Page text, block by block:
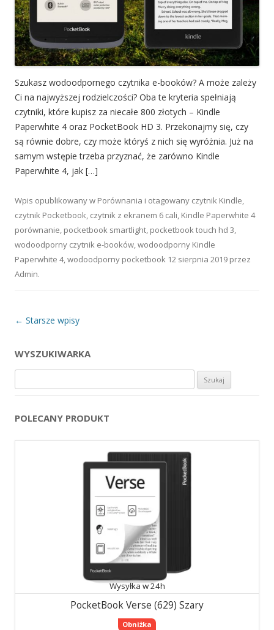
Szukasz wodoodpornego czytnika e-booków? A może zależy
Ci na najwyższej rodzielczości? Oba te kryteria spełniają
czytniki, które kupisz za niecałe 800 złotych – Kindle
Paperwhite 4 oraz PocketBook HD 3. Przekonajmy się, czy
są równie dobre, czy może któryś z nich się wyróżnia. Już na
samym wstępie trzeba przyznać, że zarówno Kindle
Paperwhite 4, jak […]
Wpis opublikowany w Porównania i otagowany czytnik Kindle,
czytnik Pocketbook, czytnik z ekranem 6 cali, Kindle Paperwhite 4
porównanie, pocketbook smartlight, pocketbook touch hd 3,
wodoodporny czytnik e-booków,wodoodporny Kindle
Paperwhite 4,wodoodporny pocketbook 12 sierpnia 2019 przez
Admin.
Nawigacja wpisu
← Starsze wpisy
WYSZUKIWARKA
POLECANY PRODUKT
Wysyłka w 24h
PocketBook Verse (629) Szary
Obniżka